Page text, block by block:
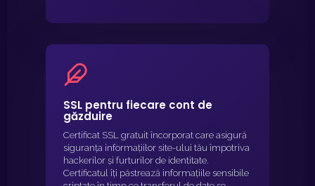
SSL pentru fiecare cont de
găzduire
Certificat SSL gratuit încorporat care asigură
siguranța informațiilor site-ului tău împotriva
hackerilor și furturilor de identitate.
Certificatul îți păstrează informațiile sensibile